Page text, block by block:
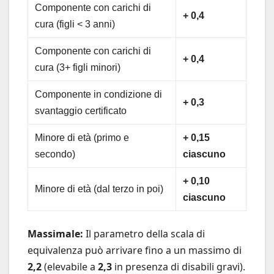
Componente con carichi di
cura (figli < 3 anni)
+ 0,4
Componente con carichi di
cura (3+ figli minori)
+ 0,4
Componente in condizione di
svantaggio certificato
+ 0,3
Minore di età (primo e
secondo)
+ 0,15
ciascuno
Minore di età (dal terzo in poi)
+ 0,10
ciascuno
Massimale: Il parametro della scala di
equivalenza può arrivare fino a un massimo di
2,2(elevabile a 2,3 in presenza di disabili gravi).